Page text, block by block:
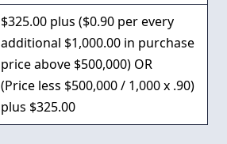
$325.00 plus ($0.90 per every
additional $1,000.00 in purchase
price above $500,000) OR
(Price less $500,000 / 1,000 x .90)
plus $325.00